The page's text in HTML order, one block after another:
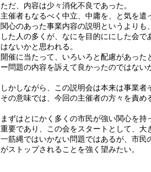
ただ、内容は少々消化不良であった。
主催者もなるべく中立、中庸を、と気を
関心のあった事業内容の説明というより
した人の多くが、なにを目的ににした会
はないかと思われる。
開催に当たって、いろいろと配慮があっ
ー問題の内容を訴えて良かったのではない
しかしながら、この説明会は本来は事業
その意味では、今回の主催者の方々を責め
まずはとにかく多くの市民が強い関心を
重要であり、この会をスタートとして、
一筋縄ではいかない問題ではあるが、市
がストップされることを強く望みたい。